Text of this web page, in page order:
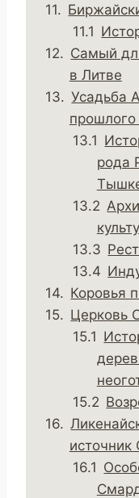
Самый
в Литве
Усадьба
прошлого
рода
Коровья
Церковь